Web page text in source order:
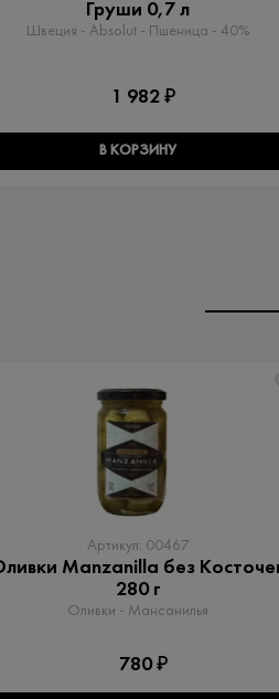
Груши 0,7 л
Швеция - Absolut - Пшеница - 40%
1 982 ₽
В КОРЗИНУ
Артикул: 00467
Manzanilla без
280 г
Оливки - Мансанилья
780 ₽